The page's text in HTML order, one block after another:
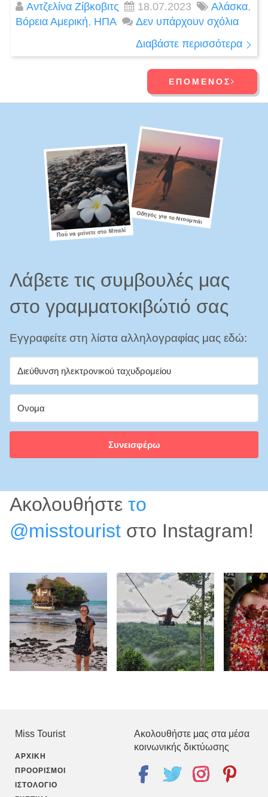
Αντζελίνα Ζίβκοβιτς 18.07.2023 Αλάσκα,
Βόρεια Αμερική, ΗΠΑ
Δεν υπάρχουν σχόλια
Διαβάστε περισσότερα
ΕΠΌΜΕΝΟΣ
Πού να μείνετε στο Μπαλί
Οδηγός για το Ντουμπάι
Λάβετε τις συμβουλές μας
στο γραμματοκιβώτιό σας
Εγγραφείτε στη λίστα αλληλογραφίας μας εδώ:
Συνεισφέρω
Ακολουθήστε το
@misstourist στο Instagram!
Miss Tourist
ΑΡΧΙΚΉ
ΠΡΟΟΡΙΣΜΟΊ
ΙΣΤΟΛΌΓΙΟ
Ακολουθήστε μας στα μέσα
κοινωνικής δικτύωσης